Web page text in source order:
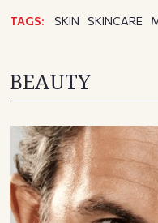
TAGS: SKIN SKINCARE
BEAUTY